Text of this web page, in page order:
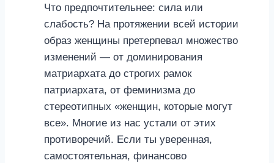
Что предпочтительнее: сила или
слабость? На протяжении всей истории
образ женщины претерпевал множество
изменений — от доминирования
матриархата до строгих рамок
патриархата, от феминизма до
стереотипных «женщин, которые могут
все». Многие из нас устали от этих
противоречий. Если ты уверенная,
самостоятельная, финансово